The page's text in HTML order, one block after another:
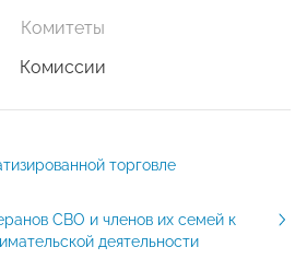
Комитеты
Комиссии
торговле
СВО и членов их семей к
деятельности